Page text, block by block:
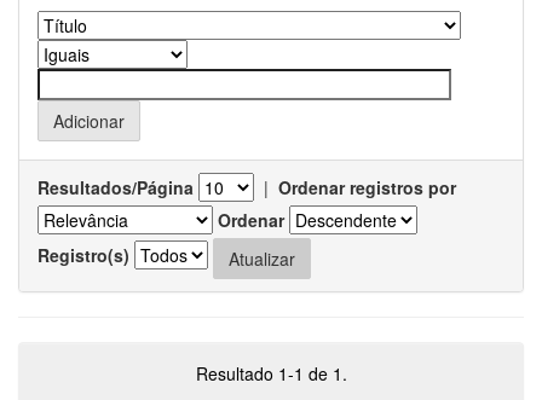
Resultados/Página | Ordenar registros por
Ordenar
Registro(s)
Resultado 1-1 de 1.